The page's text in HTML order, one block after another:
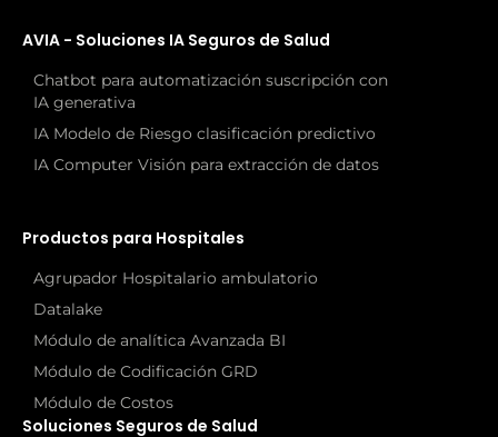
AVIA - Soluciones IA Seguros de Salud
Chatbot para automatización suscripción con
IA generativa
IA Modelo de Riesgo clasificación predictivo
IA Computer Visión para extracción de datos
Productos para Hospitales
Agrupador Hospitalario ambulatorio
Datalake
Módulo de analítica Avanzada BI
Módulo de Codificación GRD
Módulo de Costos
Soluciones Seguros de Salud